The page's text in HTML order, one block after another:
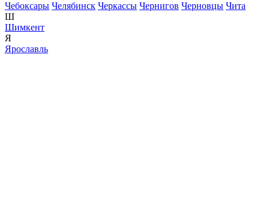
Чебоксары Челябинск Черкассы Чернигов Черновцы Чита
Ш
Шимкент
Я
Ярославль